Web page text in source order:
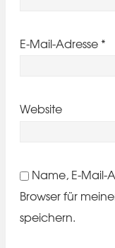
E-Mail-Adresse *
Website
Name, E-Mail-
Browser für
speichern.